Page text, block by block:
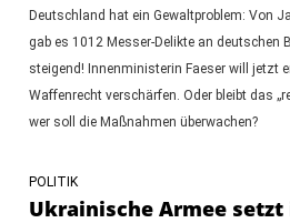
Deutschland hat ein Gewaltproblem: Von
gab es 1012 Messer-Delikte an deutschen
steigend! Innenministerin Faeser will jetzt
Waffenrecht verschärfen. Oder bleibt das
wer soll die Maßnahmen überwachen?
POLITIK
Ukrainische Armee setzt